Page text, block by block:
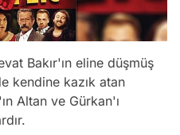
Bakır'ın eline düşmüş
kendine kazık atan
Altan ve Gürkan'ı